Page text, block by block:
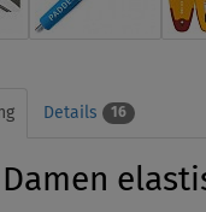
Details 16